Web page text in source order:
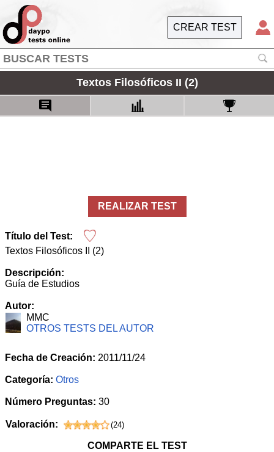
CREAR TEST
Textos Filosóficos II (2)
REALIZAR TEST
Título del Test:
Textos Filosóficos II (2)
Descripción:
Guía de Estudios
Autor:
MMC
OTROS TESTS DEL AUTOR
Fecha de Creación: 2011/11/24
Categoría: Otros
Número Preguntas: 30
Valoración: (24)
COMPARTE EL TEST